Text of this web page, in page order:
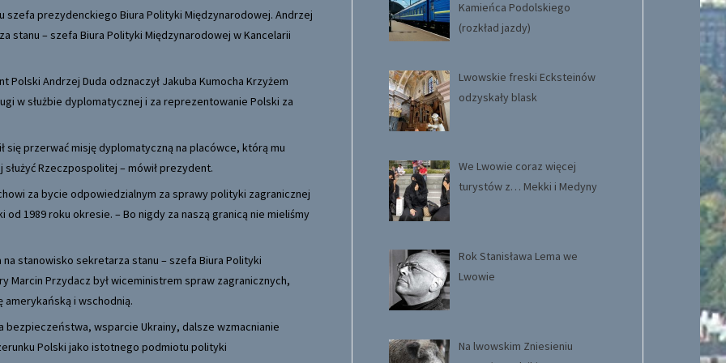
szefa prezydenckiego Biura Polityki Międzynarodowej. Andrzej
stanu – szefa Biura Polityki Międzynarodowej w Kancelarii
Andrzej Duda odznaczył Jakuba Kumocha Krzyżem
w służbie dyplomatycznej i za reprezentowanie Polski za
się przerwać misję dyplomatyczną na placówce, którą mu
Rzeczpospolitej – mówił prezydent.
za bycie odpowiedzialnym za sprawy polityki zagranicznej
1989 roku okresie. – Bo nigdy za naszą granicą nie mieliśmy
na stanowisko sekretarza stanu – szefa Biura Polityki
Marcin Przydacz był wiceministrem spraw zagranicznych,
i wschodnią.
wsparcie Ukrainy, dalsze wzmacnianie
Polski jako istotnego podmiotu polityki
Kamieńca Podolskiego
(rozkład jazdy)
Lwowskie freski Ecksteinów
odzyskały blask
We Lwowie coraz więcej
turystów z… Mekki i Medyny
Rok Stanisława Lema we
Lwowie
Na lwowskim Zniesieniu